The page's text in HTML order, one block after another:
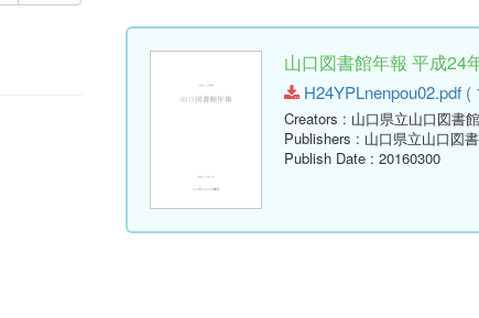
山口図書館年報 平成24
H24YPLnenpou02.pdf (
Creators : 山口県立山口図書館
Publishers : 山口県立山口図
Publish Date : 20160300